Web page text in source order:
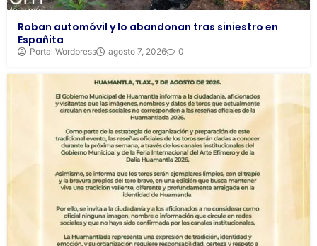
Roban automóvil y lo abandonan tras siniestro en
Españita
Portal Wordpress agosto 7, 2026 0